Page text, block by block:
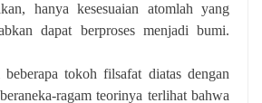
hanya kesesuaian atomlah yang
dapat berproses menjadi bumi.
beberapa tokoh filsafat diatas dengan
ragam teorinya terlihat bahwa